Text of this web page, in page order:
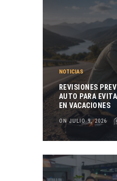
NOTICIAS
REVISIONES
AUTO PARA
EN VACACIONES
ON JULIO 9, 2026